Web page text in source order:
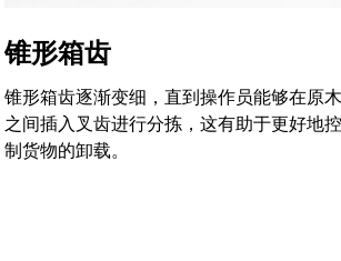
锥形箱齿
锥形箱齿逐渐变细，直到操作员能够在原木
之间插入叉齿进行分拣，这有助于更好地控
制货物的卸载。